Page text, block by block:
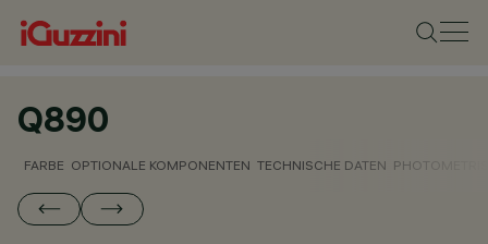
Q890
FARBE OPTIONALE KOMPONENTEN TECHNISCHE DATEN